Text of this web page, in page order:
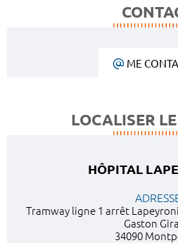
ME
LOCALISER
HÔPITAL
Tramway ligne 1 arrêt
Gaston
34090